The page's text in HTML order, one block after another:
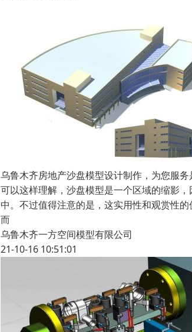
乌鲁木齐房地产沙盘模型设计制作，为您服
可以这样理解，沙盘模型是一个区域的缩影
中。不过值得注意的是，这实用性和观赏性
而
乌鲁木齐一方空间模型有限公司
21-10-16 10:51:01